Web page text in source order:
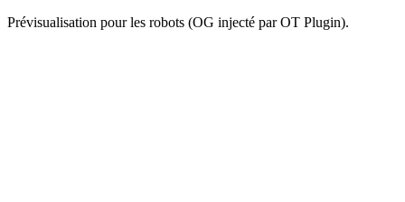
Prévisualisation pour les robots (OG injecté par OT Plugin).